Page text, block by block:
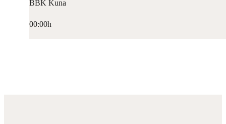
BBK Kuna
00:00h